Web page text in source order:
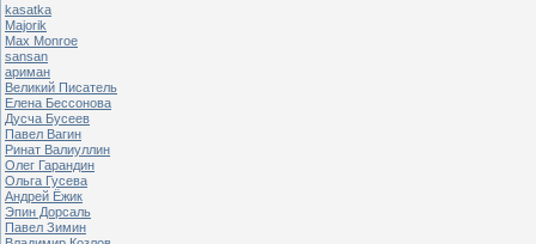
kasatka
Majorik
Max Monroe
sansan
ариман
Великий Писатель
Елена Бессонова
Дусча Бусеев
Павел Вагин
Ринат Валиуллин
Олег Гарандин
Ольга Гусева
Андрей Ёжик
Эпин Дорсаль
Павел Зимин